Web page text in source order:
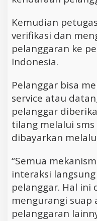
Kemudian
verifikasi dan
pelanggaran ke
Indonesia.
Pelanggar bisa
service atau
pelanggar
tilang melalui
dibayarkan
“Semua
interaksi
pelanggar. Hal ini
mengurangi
pelanggaran